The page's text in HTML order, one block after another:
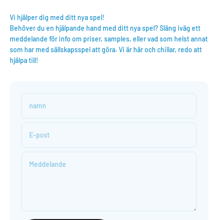
Vi hjälper dig med ditt nya spel!
Behöver du en hjälpande hand med ditt nya spel? Släng iväg ett
meddelande för info om priser, samples, eller vad som helst annat
som har med sällskapsspel att göra. Vi är här och chillar, redo att
hjälpa till!
namn
E-post
Meddelande